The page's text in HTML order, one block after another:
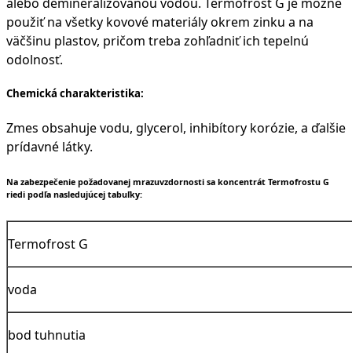
použiť na všetky kovové materiály okrem zinku a na
väčšinu plastov, pričom treba zohľadniť ich tepelnú
odolnosť.
Chemická charakteristika:
Zmes obsahuje vodu, glycerol, inhibítory korózie, a ďalšie
prídavné látky.
Na zabezpečenie požadovanej mrazuvzdornosti sa koncentrát Termofrostu G
riedi podľa nasledujúcej tabuľky:
Termofrost G
voda
bod tuhnutia